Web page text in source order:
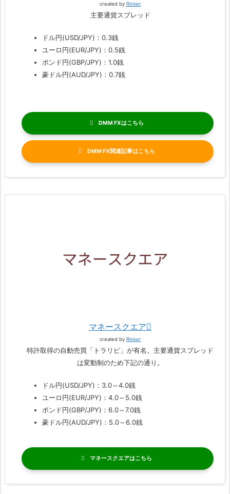
created by Rinker
主要通貨スプレッド
ドル円(USD/JPY)：0.3銭
ユーロ円(EUR/JPY)：0.5銭
ポンド円(GBP/JPY)：1.0銭
豪ドル円(AUD/JPY)：0.7銭
DMM FX
DMM FX関連記事
マネースクエア
created by Rinker
特許取得の自動売買「トラリピ」が有名。主要通貨スプレッド
は変動制のため下記の通り。
ドル円(USD/JPY)：3.0～4.0銭
ユーロ円(EUR/JPY)：4.0～5.0銭
ポンド円(GBP/JPY)：6.0～7.0銭
豪ドル円(AUD/JPY)：5.0～6.0銭
マネースクエア